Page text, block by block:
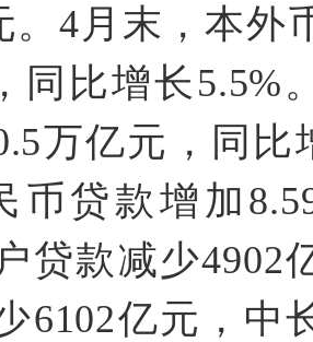
。4月末，本外
同比增长5.5%
万亿元，同比
币贷款增加
贷款减少4902
6102亿元，中